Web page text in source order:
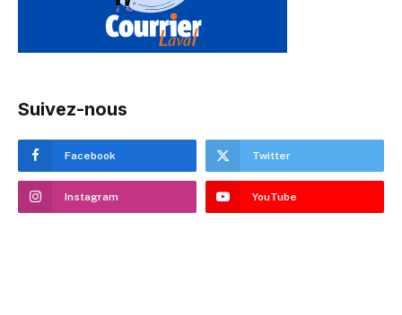
Suivez-nous
Facebook Twitter
Instagram YouTube